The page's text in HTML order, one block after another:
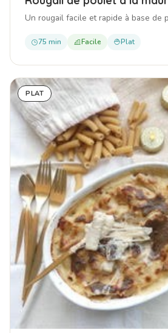
Un rougail facile et rapide à base de
75 min Facile Plat
PLAT